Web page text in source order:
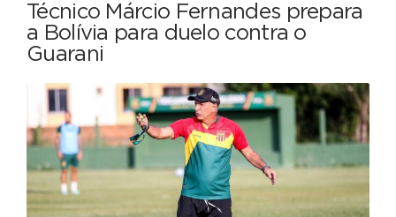
Técnico Márcio Fernandes prepara
a Bolívia para duelo contra o
Guarani